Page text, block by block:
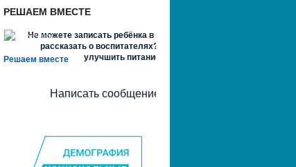
РЕШАЕМ ВМЕСТЕ
Решаем вместе
Не можете записать ребёнка в сад? Хотите
рассказать о воспитателях? Знаете, как
улучшить питание и занятия?
Написать сообщение